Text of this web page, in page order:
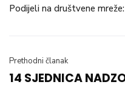
Podijeli na društvene mreže:
Prethodni članak
14 SJEDNICA